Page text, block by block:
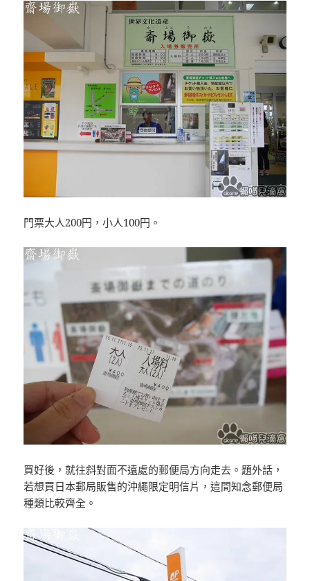
門票大人200円，小人100円。
買好後，就往斜對面不遠處的郵便局方向走去。題外話，
若想買日本郵局販售的沖繩限定明信片，這間知念郵便局
種類比較齊全。